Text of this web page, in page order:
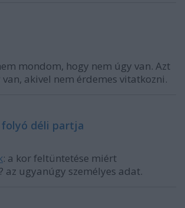
mondom, hogy nem úgy van. Azt
akivel nem érdemes vitatkozni.
déli partja
: a kor feltüntetése miért
az ugyanúgy személyes adat.